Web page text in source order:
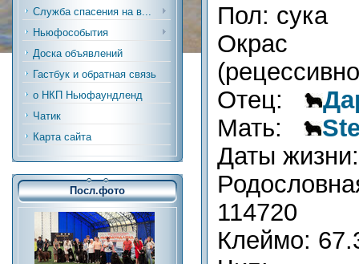
Служба спасения на в...
Ньюфособытия
Доска объявлений
Гастбук и обратная связь
о НКП Ньюфаундленд
Чатик
Карта сайта
Посл.фото
Пол: сука
Окрас
Отец:
Мать:
Даты
114720
Клеймо: